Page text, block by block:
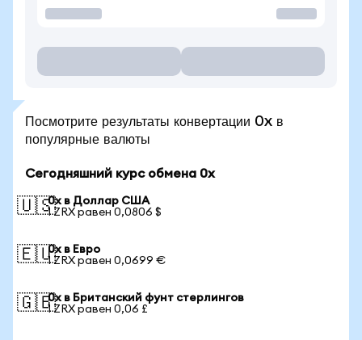
Посмотрите результаты конвертации 0x в
популярные валюты
Сегодняшний курс обмена 0x
🇺🇸0x в Доллар США
1 ZRX равен 0,0806 $
🇪🇺0x в Евро
1 ZRX равен 0,0699 €
🇬🇧0x в Британский фунт стерлингов
1 ZRX равен 0,06 £